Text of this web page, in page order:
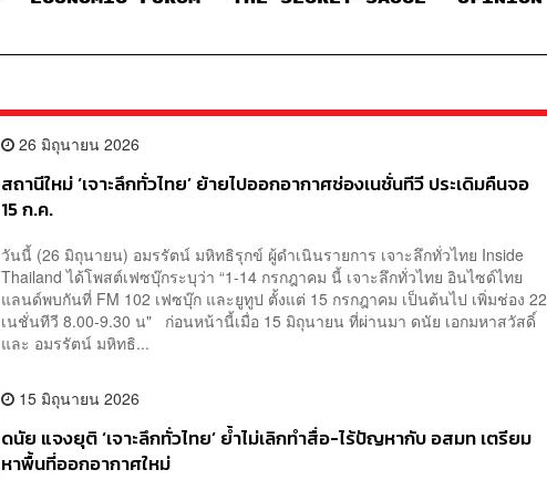
26 มิถุนายน 2026
สถานีใหม่ ‘เจาะลึกทั่วไทย’ ย้ายไปออกอากาศช่องเนชั่นทีวี ประเดิมคืนจอ
15 ก.ค.
วันนี้ (26 มิถุนายน) อมรรัตน์ มหิทธิรุกข์ ผู้ดำเนินรายการ เจาะลึกทั่วไทย Inside
Thailand ได้โพสต์เฟซบุ๊กระบุว่า “1-14 กรกฎาคม นี้ เจาะลึกทั่วไทย อินไซด์ไทย
แลนด์พบกันที่ FM 102 เฟซบุ๊ก และยูทูป ตั้งแต่ 15 กรกฎาคม เป็นต้นไป เพิ่มช่อง 22
เนชั่นทีวี 8.00-9.30 น" ก่อนหน้านี้เมื่อ 15 มิถุนายน ที่ผ่านมา ดนัย เอกมหาสวัสดิ์
และ อมรรัตน์ มหิทธิ...
15 มิถุนายน 2026
ดนัย แจงยุติ ‘เจาะลึกทั่วไทย’ ย้ำไม่เลิกทำสื่อ-ไร้ปัญหากับ อสมท เตรียม
หาพื้นที่ออกอากาศใหม่